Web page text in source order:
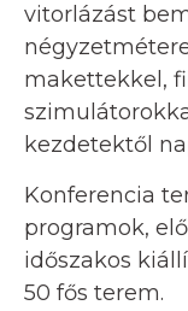
vitorlázást
makettekkel,
kezdetektől
Konferencia
programok,
időszakos
50 fős terem.